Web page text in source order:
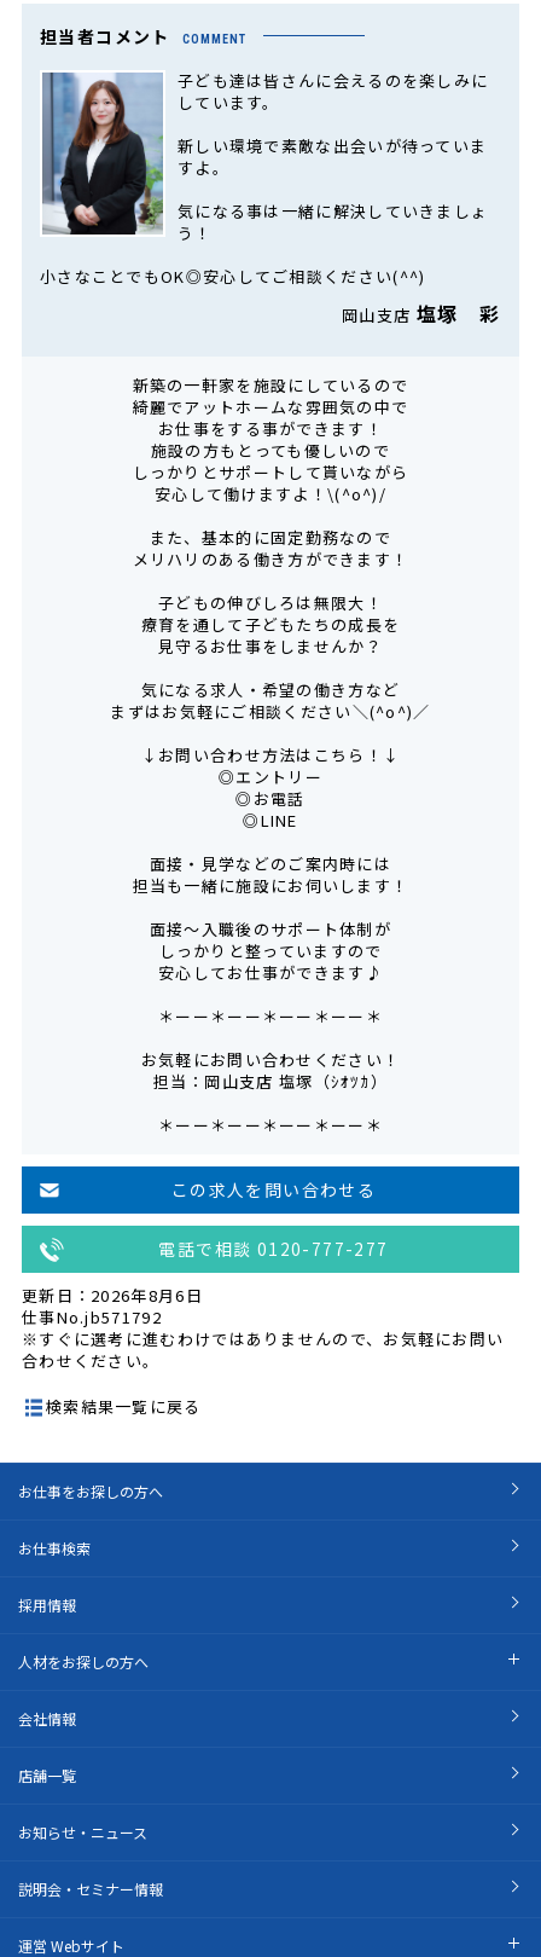
担当者コメント COMMENT
子ども達は皆さんに会えるのを楽しみに
しています。
新しい環境で素敵な出会いが待っていま
すよ。
気になる事は一緒に解決していきましょ
う！
小さなことでもOK◎安心してご相談ください(^^)
岡山支店 塩塚 彩
新築の一軒家を施設にしているので
綺麗でアットホームな雰囲気の中で
お仕事をする事ができます！
施設の方もとっても優しいので
しっかりとサポートして貰いながら
安心して働けますよ！\(^o^)/
また、基本的に固定勤務なので
メリハリのある働き方ができます！
子どもの伸びしろは無限大！
療育を通して子どもたちの成長を
見守るお仕事をしませんか？
気になる求人・希望の働き方など
まずはお気軽にご相談ください＼(^o^)／
↓お問い合わせ方法はこちら！↓
◎エントリー
◎お電話
◎LINE
面接・見学などのご案内時には
担当も一緒に施設にお伺いします！
面接～入職後のサポート体制が
しっかりと整っていますので
安心してお仕事ができます♪
＊ーー＊ーー＊ーー＊ーー＊
お気軽にお問い合わせください！
担当：岡山支店 塩塚（ｼｵﾂｶ）
＊ーー＊ーー＊ーー＊ーー＊
この求人を問い合わせる
電話で相談 0120-777-277
更新日：2026年8月6日
仕事No.jb571792
※すぐに選考に進むわけではありませんので、お気軽にお問い
合わせください。
検索結果一覧に戻る
お仕事をお探しの方へ
お仕事検索
採用情報
人材をお探しの方へ
会社情報
店舗一覧
お知らせ・ニュース
説明会・セミナー情報
運営 Webサイト